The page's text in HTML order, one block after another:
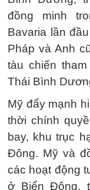
đồng minh
Bavaria lần
Pháp và Anh
tàu chiến
Thái Bình
Mỹ đẩy mạnh
thời chính
bay, khu trục
Đông. Mỹ và
các hoạt động
ở Biển Đông,